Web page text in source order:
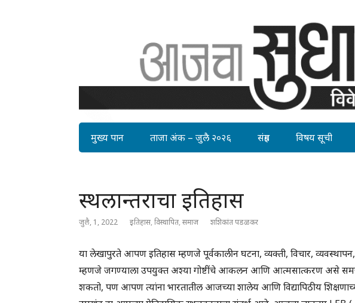
मुख्य पान ताजा अंक – जुलै २०२६ संग्रह विषय सूची
स्थलान्तराचा इतिहास
जुलै, 1, 2022 इतिहास, विस्थापित, समाज शशिकांत पडळकर
या लेखापुरते आपण इतिहास म्हणजे पूर्वकालीन घटना, व्यक्ती, विचार,
म्हणजे जगण्याला उपयुक्त अश्या गोष्टींचे आकलन आणि आत्मसात्करण असे समजू.
शकतो, पण आपण त्यांना भारतातील आजच्या शालेय आणि विद्यापिठीय